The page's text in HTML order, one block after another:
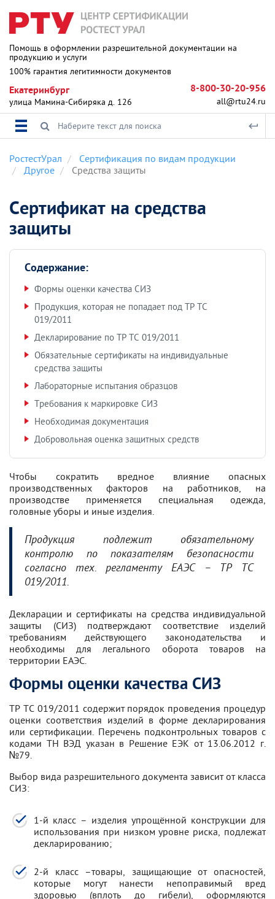
Помощь в оформлении разрешительной документации на
продукцию и услуги
100% гарантия легитимности документов
Екатеринбург
улица Мамина-Сибиряка д. 126
8-800-30-20-956
all@rtu24.ru
РостестУрал
Сертификация по видам продукции
Другое
Средства защиты
Сертификат на средства
защиты
Содержание:
Формы оценки качества СИЗ
Продукция, которая не попадает под ТР ТС
019/2011
Декларирование по ТР ТС 019/2011
Обязательные сертификаты на индивидуальные
средства защиты
Лабораторные испытания образцов
Требования к маркировке СИЗ
Необходимая документация
Добровольная оценка защитных средств
Чтобы сократить вредное влияние опасных
производственных факторов на работников, на
производстве применяется специальная одежда,
головные уборы и иные изделия.
Продукция подлежит обязательному
контролю по показателям безопасности
согласно тех. регламенту ЕАЭС – ТР ТС
019/2011.
Декларации и сертификаты на средства индивидуальной
защиты (СИЗ) подтверждают соответствие изделий
требованиям действующего законодательства и
необходимы для легального оборота товаров на
территории ЕАЭС.
Формы оценки качества СИЗ
ТР ТС 019/2011 содержит порядок проведения процедур
оценки соответствия изделий в форме декларирования
или сертификации. Перечень подконтрольных товаров с
кодами ТН ВЭД указан в Решение ЕЭК от 13.06.2012 г.
№79.
Выбор вида разрешительного документа зависит от класса
СИЗ:
1-й класс – изделия упрощённой конструкции для
использования при низком уровне риска, подлежат
декларированию;
2-й класс –товары, защищающие от опасностей,
которые могут нанести непоправимый вред
здоровью (вплоть до гибели), оформляются